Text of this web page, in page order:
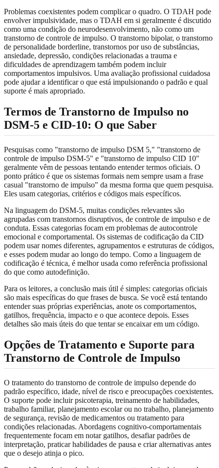
Problemas coexistentes podem complicar o quadro. O TDAH pode
envolver impulsividade, mas o TDAH em si geralmente é discutido
como uma condição do neurodesenvolvimento, não como um
transtorno de controle de impulso. O transtorno bipolar, o transtorno
de personalidade borderline, transtornos por uso de substâncias,
ansiedade, depressão, condições relacionadas a trauma e
dificuldades de aprendizagem também podem incluir
comportamentos impulsivos. Uma avaliação profissional cuidadosa
pode ajudar a identificar o que está impulsionando o padrão e qual
suporte é mais apropriado.
Termos de Transtorno de Impulso no
DSM-5 e CID-10: O que Saber
Pesquisas como "transtorno de impulso DSM 5," "transtorno de
controle de impulso DSM-5" e "transtorno de impulso CID 10"
geralmente vêm de pessoas tentando entender termos oficiais. O
ponto prático é que os sistemas formais nem sempre usam a frase
casual "transtorno de impulso" da mesma forma que quem pesquisa.
Eles usam categorias, critérios e códigos mais específicos.
Na linguagem do DSM-5, muitas condições relevantes são
agrupadas com transtornos disruptivos, de controle de impulso e de
conduta. Essas categorias focam em problemas de autocontrole
emocional e comportamental. Os sistemas de codificação da CID
podem usar nomes diferentes, agrupamentos e estruturas de códigos,
e esses podem mudar ao longo do tempo. Como a linguagem de
codificação é técnica, é melhor usada como referência profissional
do que como autodefinição.
Para os leitores, a conclusão mais útil é simples: categorias oficiais
são mais específicas do que frases de busca. Se você está tentando
entender suas próprias experiências, anote os comportamentos,
gatilhos, frequência, impacto e o que acontece depois. Esses
detalhes são mais úteis do que tentar se encaixar em um código.
Opções de Tratamento e Suporte para
Transtorno de Controle de Impulso
O tratamento do transtorno de controle de impulso depende do
padrão específico, idade, nível de risco e preocupações coexistentes.
O suporte pode incluir psicoterapia, treinamento de habilidades,
trabalho familiar, planejamento escolar ou no trabalho, planejamento
de segurança, revisão de medicamentos ou tratamento para
condições relacionadas. Abordagens cognitivo-comportamentais
frequentemente focam em notar gatilhos, desafiar padrões de
interpretação, praticar habilidades de pausa e criar alternativas antes
que o desejo atinja o pico.